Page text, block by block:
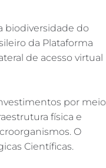
biodiversidade do
da Plataforma
de acesso virtual
por meio
física e
O
Científicas.